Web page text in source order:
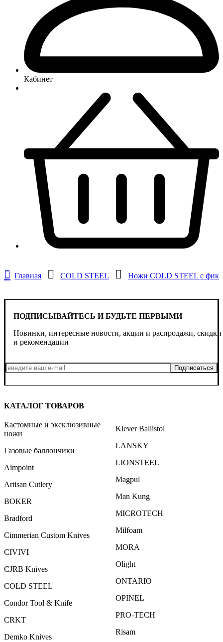
Кабинет
Главная COLD STEEL Ножи COLD STEEL с
ПОДПИСЫВАЙТЕСЬ И БУДЬТЕ ПЕРВЫМИ
Новинки, интересные новости, акции и распродажи, скидки
и рекомендации
Подписаться
КАТАЛОГ ТОВАРОВ
Кастомные и эксклюзивные
ножи
Газовые баллончики
Aimpoint
Artisan Cutlery
BOKER
Bradford
Cimmerian Custom Knives
CIVIVI
CJRB Knives
COLD STEEL
Condor Tool & Knife
CRKT
Demko Knives
Klever Ballistol
LANSKY
LIONSTEEL
Magpul
Man Kung
MICROTECH
Milfoam
MORA
Olight
ONTARIO
OPINEL
PRO-TECH
Risam